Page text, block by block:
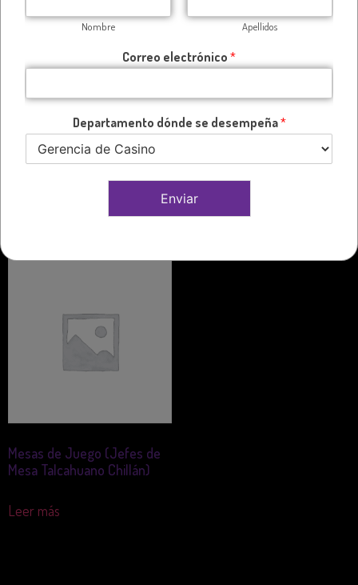
Mesas de Juego (Crupier
Calama)
Mesas de Juego (Jefes de
Mesa Calama)
Leer más
Mesas de Juego (Jefes de
Mesa Talcahuano Chillán)
Leer más
Nombre Apellidos
Correo electrónico *
Departamento dónde se desempeña*
Enviar